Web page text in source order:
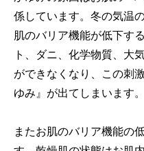
係しています。冬の気温
肌のバリア機能が低下す
ト、ダニ、化学物質、大
ができなくなり、この刺
ゆみ』が出てしまいます。
またお肌のバリア機能の